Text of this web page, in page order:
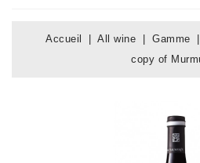
Accueil All wine Gamme
copy of